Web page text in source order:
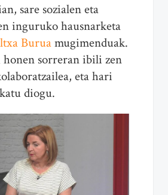
sare sozialen eta
inguruko hausnarketa
Buruamugimenduak.
sorreran ibili zen
eta hari
diogu.